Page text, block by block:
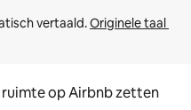
vertaald. Originele taal
ruimte op Airbnb zetten